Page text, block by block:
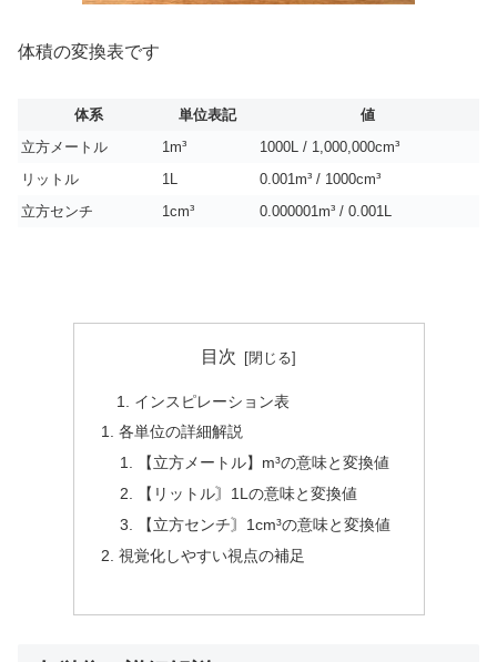
体積の変換表です
体系 単位表記
値
立方メートル
1m³
1000L / 1,000,000cm³
リットル
1L
0.001m³ / 1000cm³
立方センチ
1cm³ 0.000001m³ / 0.001L
目次
インスピレーション表
各単位の詳細解説
【立方メートル】m³の意味と変換値
【リットル〙1Lの意味と変換値
【立方センチ〙1cm³の意味と変換値
視覚化しやすい視点の補足